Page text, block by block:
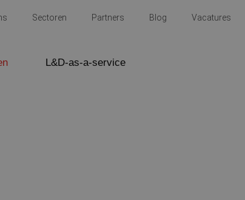
Sectoren Partners Blog Vacatures
L&D-as-a-service